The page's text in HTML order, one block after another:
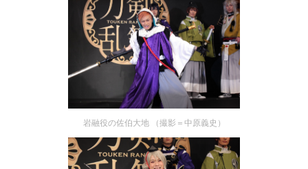
岩融役の佐伯大地 （撮影＝中原義史）